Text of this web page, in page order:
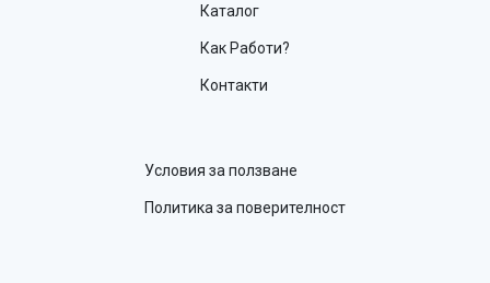
Каталог
Как Работи?
Контакти
Условия за ползване
Политика за поверителност